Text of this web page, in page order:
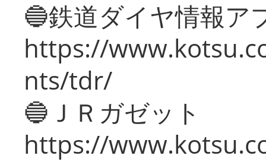
🔵鉄道ダイヤ情報ア
https://
nts/tdr/
🔵ＪＲガゼット
https://